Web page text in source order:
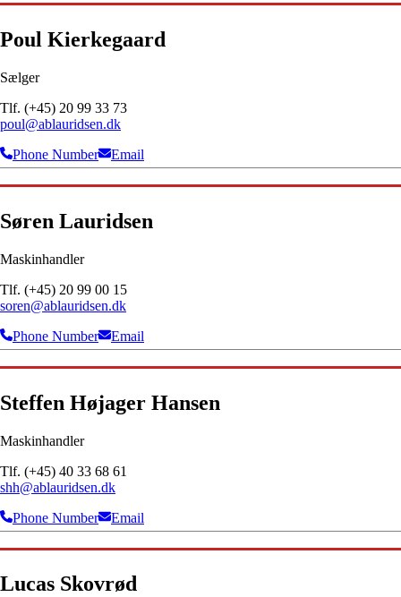
Poul Kierkegaard
Sælger
Tlf. (+45) 20 99 33 73
poul@ablauridsen.dk
Phone Number
Email
Søren Lauridsen
Maskinhandler
Tlf. (+45) 20 99 00 15
soren@ablauridsen.dk
Phone Number
Email
Steffen Højager Hansen
Maskinhandler
Tlf. (+45) 40 33 68 61
shh@ablauridsen.dk
Phone Number
Email
Lucas Skovrød